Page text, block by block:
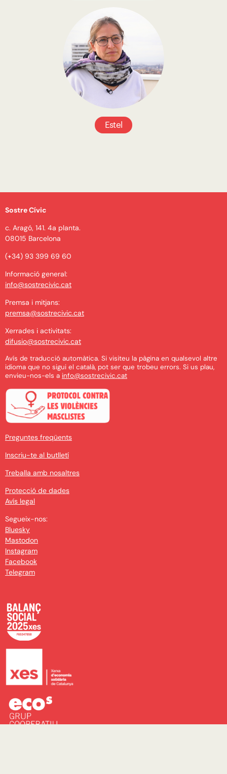
Estel
Sostre Cívic
c. Aragó, 141. 4a planta.
08015 Barcelona
(+34) 93 399 69 60
Informació general:
info@sostrecivic.cat
Premsa i mitjans:
premsa@sostrecivic.cat
Xerrades i activitats:
difusio@sostrecivic.cat
Avís de traducció automàtica. Si visiteu la pàgina en qualsevol altre
idioma que no sigui el català, pot ser que trobeu errors. Si us plau,
envieu-nos-els a info@sostrecivic.cat
Preguntes freqüents
Inscriu-te al butlletí
Treballa amb nosaltres
Protecció de dades
Avís legal
Segueix-nos:
Bluesky
Mastodon
Instagram
Facebook
Telegram